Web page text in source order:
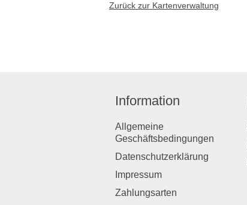
Zurück zur Kartenverwaltung
Information
Allgemeine
Geschäftsbedingungen
Datenschutzerklärung
Impressum
Zahlungsarten